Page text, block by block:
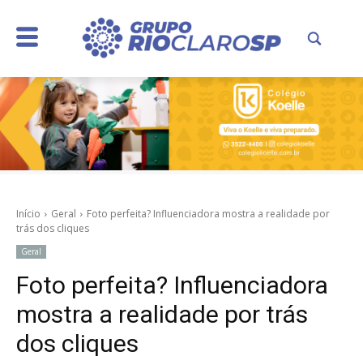
Início Geral
Foto perfeita? Influenciadora mostra a realidade por
trás dos cliques
Geral
Foto perfeita? Influenciadora
mostra a realidade por trás
dos cliques